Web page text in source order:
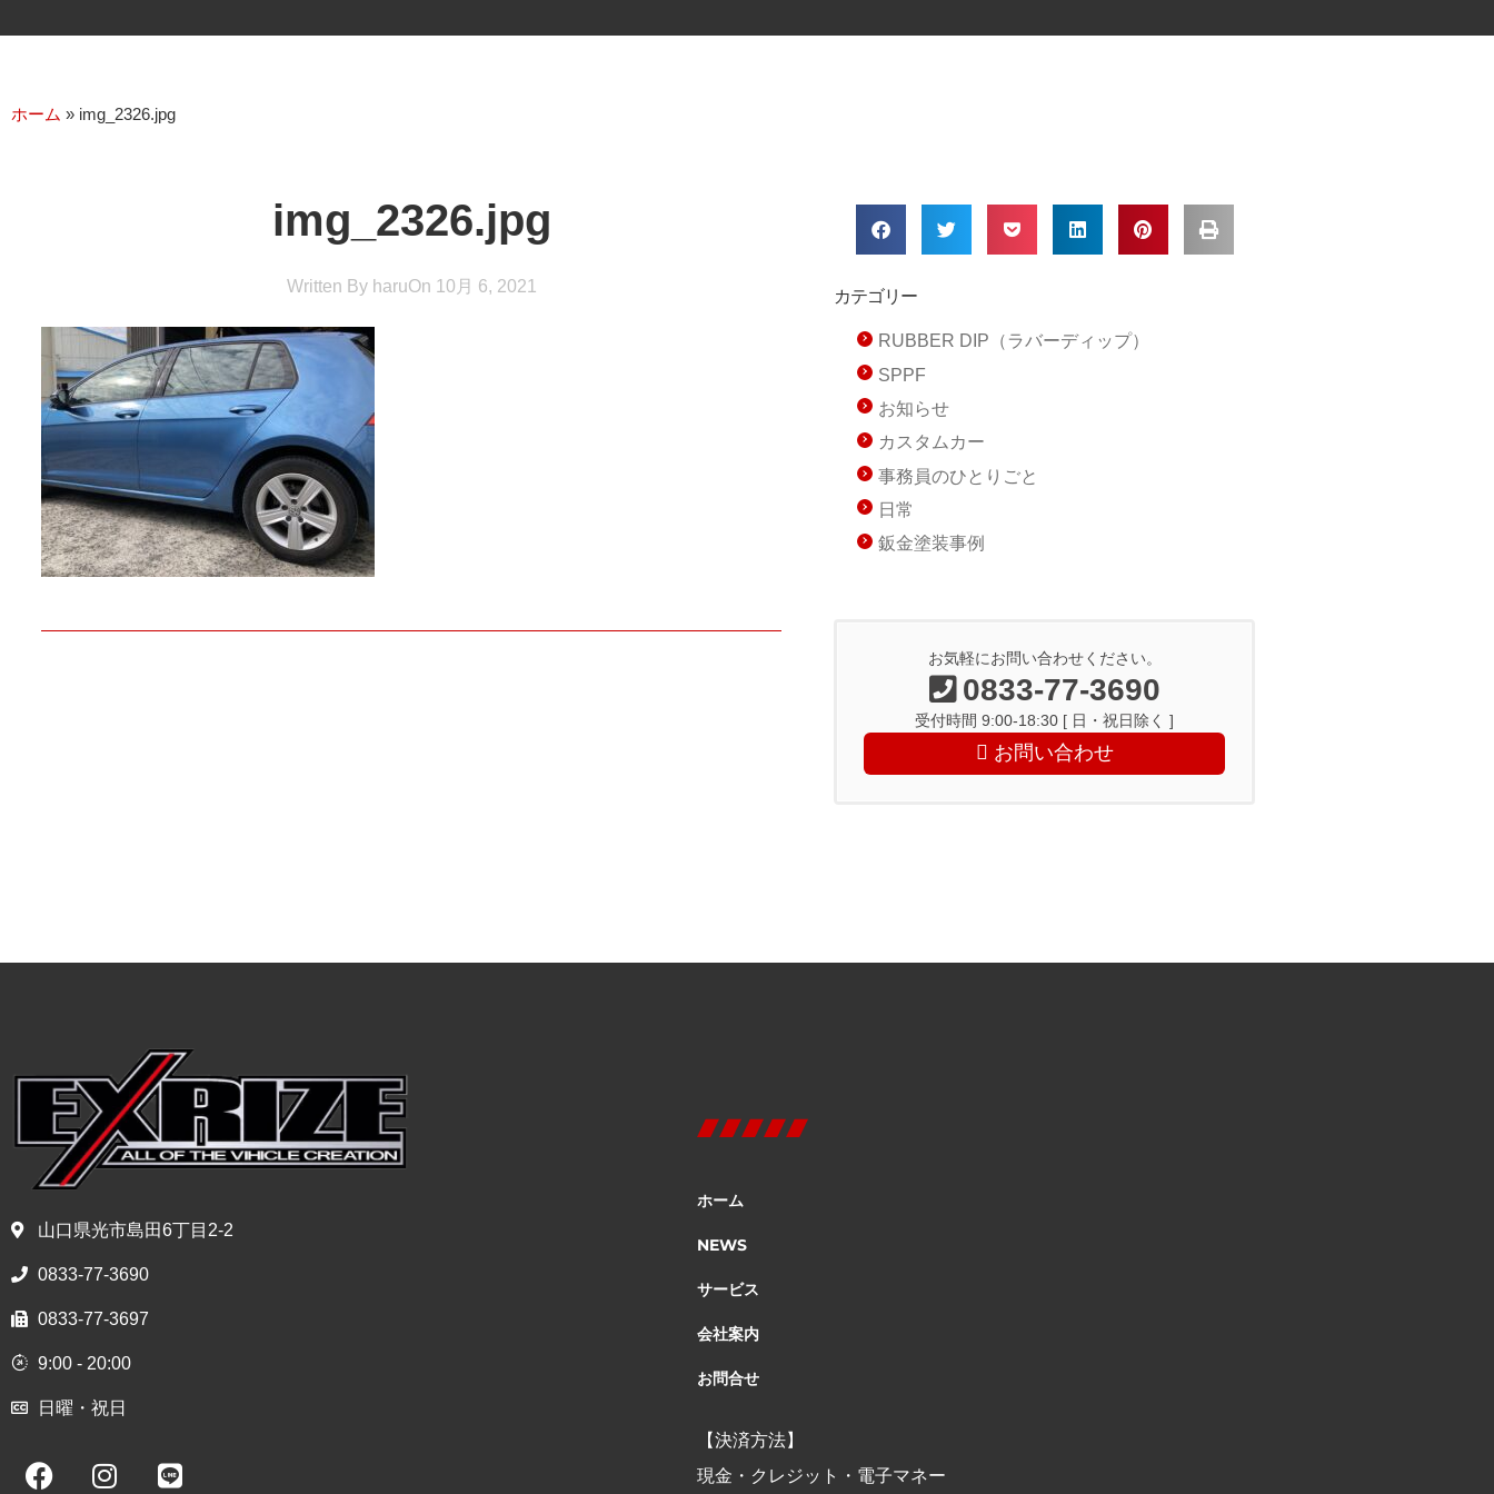
ホーム » img_2326.jpg
img_2326.jpg
Written ByharuOn 10月 6, 2021
カテゴリー
RUBBER DIP（ラバーディップ）
SPPF
お知らせ
カスタムカー
事務員のひとりごと
日常
鈑金塗装事例
お気軽にお問い合わせください。
0833-77-3690
受付時間 9:00-18:30 [ 日・祝日除く ]
お問い合わせ
山口県光市島田6丁目2-2
0833-77-3690
0833-77-3697
9:00 - 20:00
日曜・祝日
ホーム
NEWS
サービス
会社案内
お問合せ
【決済方法】
現金・クレジット・電子マネー